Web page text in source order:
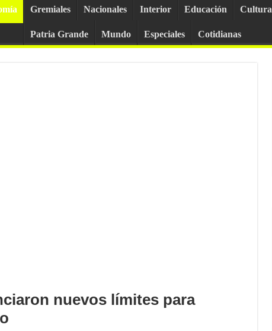
Gremiales Nacionales Interior Educación Cultura
Patria Grande Mundo Especiales Cotidianas
nuevos límites para